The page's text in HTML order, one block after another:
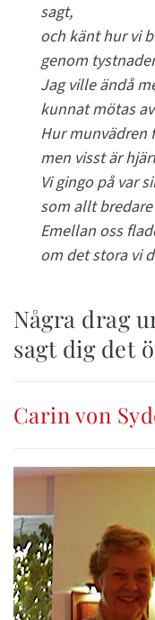
sagt,
och känt hur vi
genom
Jag ville ändå
kunnat mötas
Hur munvädren
men visst är
Vi gingo på var
som allt
Emellan oss
om det stora vi
Några drag
sagt dig det
Carin von